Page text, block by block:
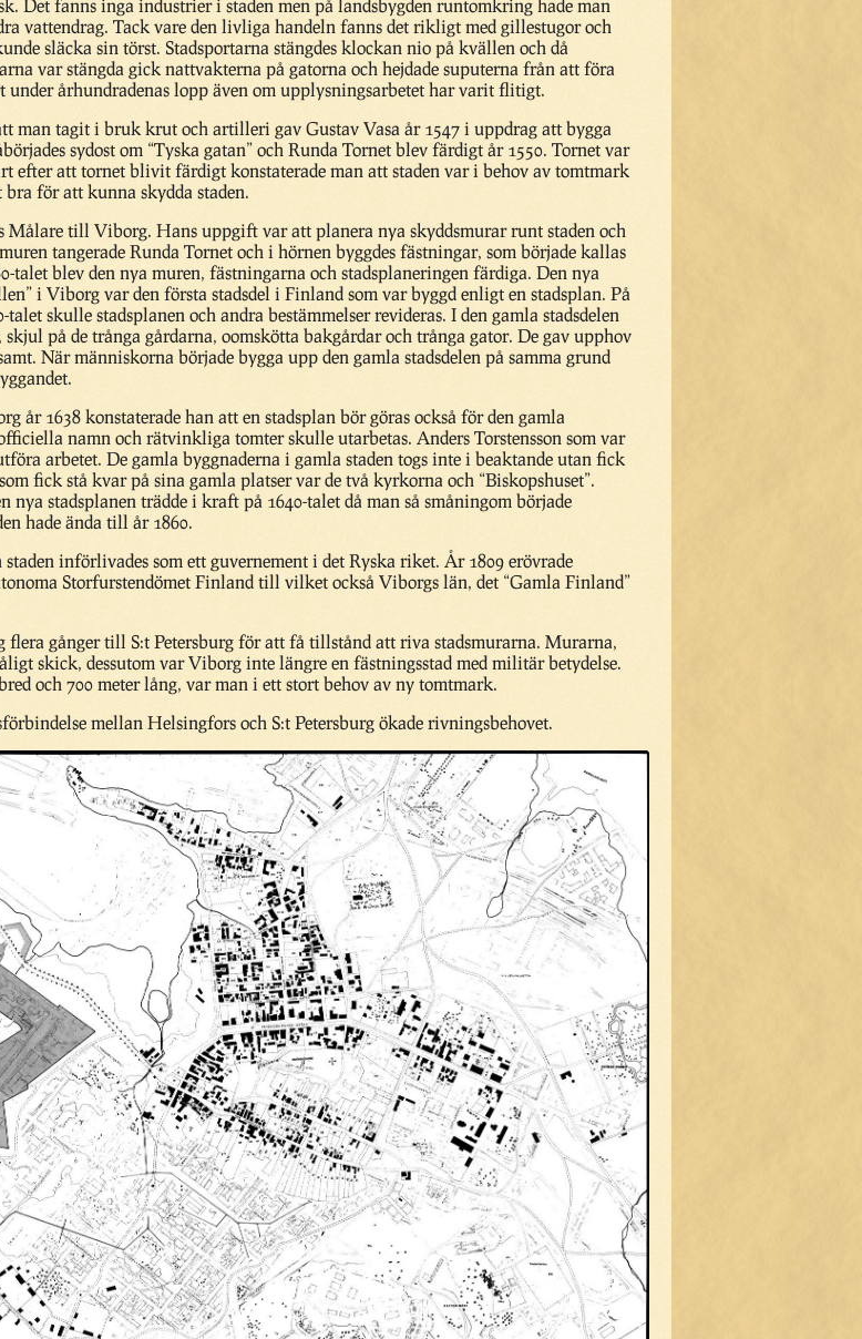
Det fanns inga industrier i staden men på landsbygden runtomkring hade man
vattendrag. Tack vare den livliga handeln fanns det rikligt med gillestugor och
släcka sin törst. Stadsportarna stängdes klockan nio på kvällen och då
var stängda gick nattvakterna på gatorna och hejdade suputerna från att föra
århundradenas lopp även om upplysningsarbetet har varit flitigt.
man tagit i bruk krut och artilleri gav Gustav Vasa år 1547 i uppdrag att bygga
sydost om “Tyska gatan” och Runda Tornet blev färdigt år 1550. Tornet var
efter att tornet blivit färdigt konstaterade man att staden var i behov av tomtmark
för att kunna skydda staden.
Målare till Viborg. Hans uppgift var att planera nya skyddsmurar runt staden och
tangerade Runda Tornet och i hörnen byggdes fästningar, som började kallas
talet blev den nya muren, fästningarna och stadsplaneringen färdiga. Den nya
i Viborg var den första stadsdel i Finland som var byggd enligt en stadsplan. På
skulle stadsplanen och andra bestämmelser revideras. I den gamla stadsdelen
på de trånga gårdarna, oomskötta bakgårdar och trånga gator. De gav upphov
När människorna började bygga upp den gamla stadsdelen på samma grund
år 1638 konstaterade han att en stadsplan bör göras också för den gamla
namn och rätvinkliga tomter skulle utarbetas. Anders Torstensson som var
arbetet. De gamla byggnaderna i gamla staden togs inte i beaktande utan fick
fick stå kvar på sina gamla platser var de två kyrkorna och “Biskopshuset”.
stadsplanen trädde i kraft på 1640-talet då man så småningom började
hade ända till år 1860.
införlivades som ett guvernement i det Ryska riket. År 1809 erövrade
Storfurstendömet Finland till vilket också Viborgs län, det “Gamla Finland”
flera gånger till S:t Petersburg för att få tillstånd att riva stadsmurarna. Murarna,
skick, dessutom var Viborg inte längre en fästningsstad med militär betydelse.
och 700 meter lång, var man i ett stort behov av ny tomtmark.
mellan Helsingfors och S:t Petersburg ökade rivningsbehovet.